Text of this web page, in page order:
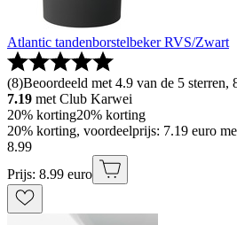
Atlantic tandenborstelbeker RVS/Zwart
(8)Beoordeeld met 4.9 van de 5 sterren,
7.19 met Club Karwei
20% korting20% korting
20% korting, voordeelprijs: 7.19 euro
8.99
Prijs: 8.99 euro